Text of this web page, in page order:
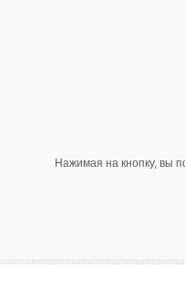
Нажимая на кнопку, вы